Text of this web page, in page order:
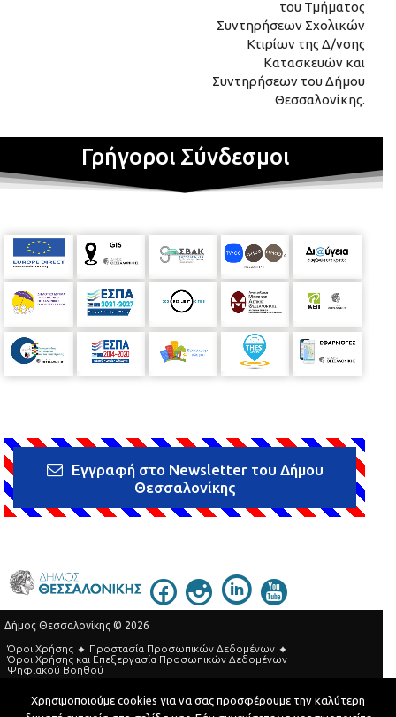
του Τμήματος
Συντηρήσεων Σχολικών
Κτιρίων της Δ/νσης
Κατασκευών και
Συντηρήσεων του Δήμου
Θεσσαλονίκης.
Γρήγοροι Σύνδεσμοι
Εγγραφή στο Newsletter του Δήμου
Θεσσαλονίκης
Δήμος Θεσσαλονίκης © 2026
Όροι Χρήσης
Προστασία Προσωπικών Δεδομένων
Όροι Xρήσης και Eπεξεργασία Προσωπικών Δεδομένων
Ψηφιακού Βοηθού
Τηλεφωνικός Κατάλογος
Χρησιμοποιούμε cookies για να σας προσφέρουμε την καλύτερη